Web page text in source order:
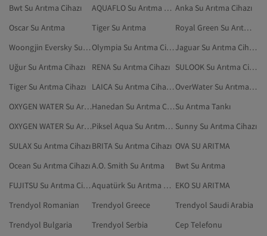
Bwt Su Arıtma Cihazı
AQUAFLO Su Arıtma Cihazı Anka Su Arıtma Cihazı
Oscar Su Arıtma
Tiger Su Arıtma
Royal Green Su Arıtma Cihazı
Woongjin Eversky Su Arıtma Cihazı
Olympia Su Arıtma Cihazı
Jaguar Su Arıtma Cihazı
Uğur Su Arıtma Cihazı
RENA Su Arıtma Cihazı
SULOOK Su Arıtma Cihazı
Tiger Su Arıtma Cihazı
LAICA Su Arıtma Cihazı Aksesuarı
OverWater Su Arıtma Cihazı Aksesuarı
OXYGEN WATER Su Arıtma
Hanedan Su Arıtma Cihazı AksesuarıSu Arıtma Tankı
OXYGEN WATER Su Arıtma Cihazı
Piksel Aqua Su Arıtma Cihazı Sunny Su Arıtma Cihazı
SULAX Su Arıtma Cihazı BRITA Su Arıtma Cihazı OVA SU ARITMA
Ocean Su Arıtma Cihazı A.O. Smith Su Arıtma
Bwt Su Arıtma
FUJITSU Su Arıtma Cihazı
Aquatürk Su Arıtma Cihazı Aksesuarı EKO SU ARITMA
Trendyol Romanian
Trendyol Greece
Trendyol Saudi Arabia
Trendyol Bulgaria
Trendyol Serbia
Cep Telefonu